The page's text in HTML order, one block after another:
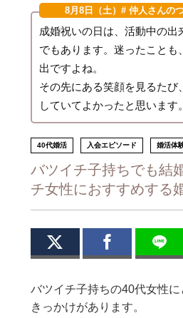
8月8日（土）# 仲人さんの
成婚祝いの日は、活動中の出
でもあります。迷ったことも
出ですよね。
その先にある笑顔を見るたび
していてよかったと思います
40代婚活 入会エピソード 婚活体
バツイチ子持ちでも結
チ女性におすすめする
バツイチ子持ちの40代女性
きっかけがあります。